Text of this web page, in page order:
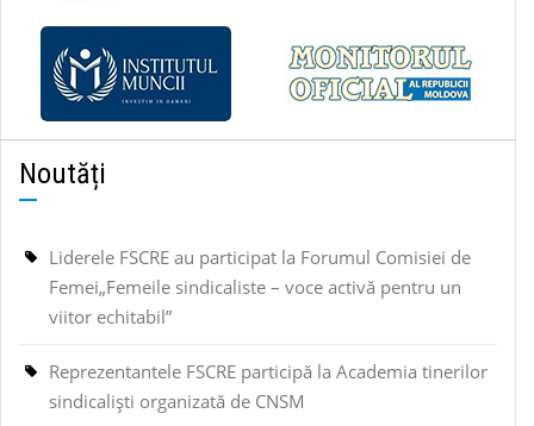
Noutăți
Liderele FSCRE au participat la Forumul Comisiei de
Femei„Femeile sindicaliste – voce activă pentru un
viitor echitabil”
Reprezentantele FSCRE participă la Academia tinerilor
sindicaliști organizată de CNSM